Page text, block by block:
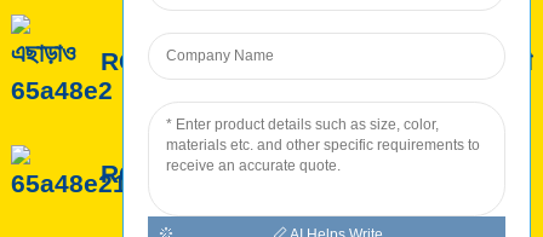
ROC সম্পর্কে ROC পরিষেবা
ROC উৎপাদন